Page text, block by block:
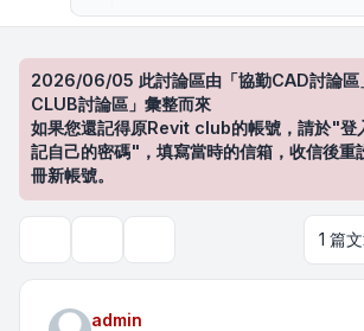
2026/06/05 此討論區由「協勤CAD討論區
CLUB討論區」彙整而來
如果您還記得原Revit club的帳號，請於"登
記自己的密碼"，填寫當時的信箱，收信後重
冊新帳號。
1 篇
admin